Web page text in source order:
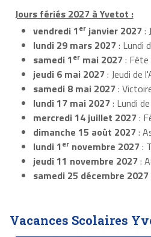
Jours fériés 2027 à Yvetot :
vendredi 1er janvier 2027:
lundi 29 mars 2027: Lundi
samedi 1er mai 2027: Fête
jeudi 6 mai 2027: Jeudi de
samedi 8 mai 2027:
lundi 17 mai 2027: Lundi
mercredi 14 juillet 2027:
dimanche 15 août 2027:
lundi 1er novembre 2027:
jeudi 11 novembre 2027:
samedi 25 décembre 2027
Vacances Scolaires